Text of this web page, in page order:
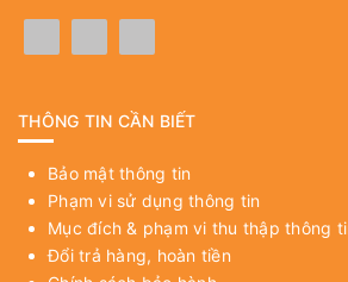
Mục đích & phạm vi thu thập thông tin
Đổi trả hàng, hoàn tiền
Chính sách bảo hành
Chính sách vận chuyển, giao nhận
Hình thức thanh toán